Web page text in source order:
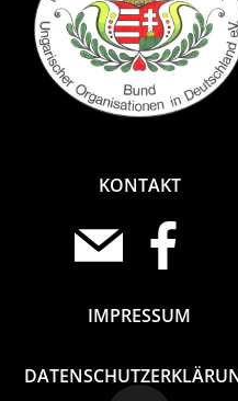
KONTAKT
IMPRESSUM